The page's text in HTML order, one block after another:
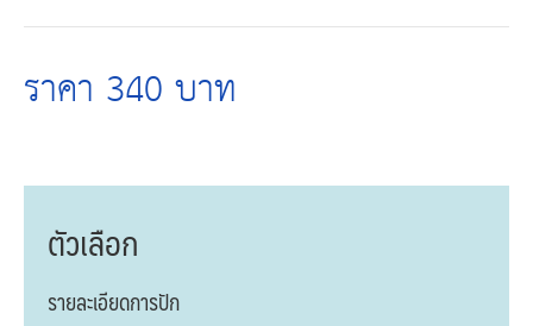
ราคา 340 บาท
ตัวเลือก
รายละเอียดการปัก